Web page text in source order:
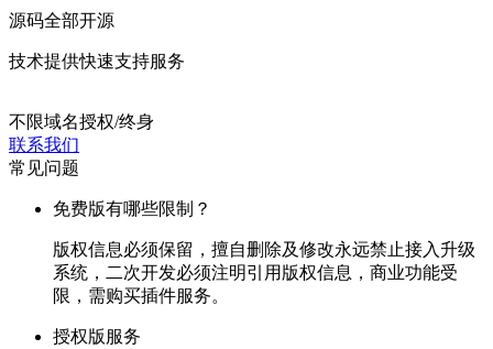
源码全部开源
技术提供快速支持服务
不限域名授权/终身
联系我们
常见问题
免费版有哪些限制？
版权信息必须保留，擅自删除及修改永远禁止接入升级
系统，二次开发必须注明引用版权信息，商业功能受
限，需购买插件服务。
授权版服务